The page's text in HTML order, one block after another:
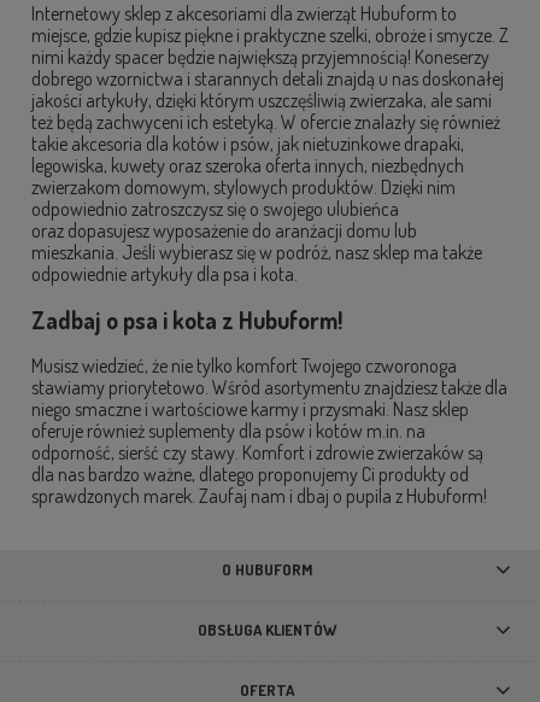
Internetowy sklep z akcesoriami dla zwierząt Hubuform to
miejsce, gdzie kupisz piękne i praktyczne szelki, obroże i smycze. Z
nimi każdy spacer będzie największą przyjemnością! Koneserzy
dobrego wzornictwa i starannych detali znajdą u nas doskonałej
jakości artykuły, dzięki którym uszczęśliwią zwierzaka, ale sami
też będą zachwyceni ich estetyką. W ofercie znalazły się również
takie akcesoria dla kotów i psów, jak nietuzinkowe drapaki,
legowiska, kuwety oraz szeroka oferta innych, niezbędnych
zwierzakom domowym, stylowych produktów. Dzięki nim
odpowiednio zatroszczysz się o swojego ulubieńca
oraz dopasujesz wyposażenie do aranżacji domu lub
mieszkania. Jeśli wybierasz się w podróż, nasz sklep ma także
odpowiednie artykuły dla psa i kota.
Zadbaj o psa i kota z Hubuform!
Musisz wiedzieć, że nie tylko komfort Twojego czworonoga
stawiamy priorytetowo. Wśród asortymentu znajdziesz także dla
niego smaczne i wartościowe karmy i przysmaki. Nasz sklep
oferuje również suplementy dla psów i kotów m.in. na
odporność, sierść czy stawy. Komfort i zdrowie zwierzaków są
dla nas bardzo ważne, dlatego proponujemy Ci produkty od
sprawdzonych marek. Zaufaj nam i dbaj o pupila z Hubuform!
O HUBUFORM
OBSŁUGA KLIENTÓW
OFERTA